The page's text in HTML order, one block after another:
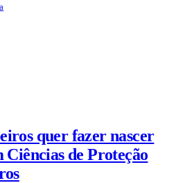
quer fazer nascer
de Proteção